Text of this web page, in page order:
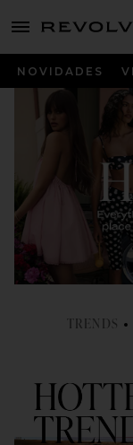
menu - shows more
NOVIDADES
TRENDS